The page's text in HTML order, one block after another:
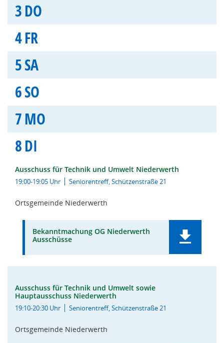
3DO
4FR
5SA
6SO
7MO
8DI
Ausschuss für Technik und Umwelt Niederwerth
19:00-19:05 Uhr Seniorentreff, Schützenstraße 21
Ortsgemeinde Niederwerth
Bekanntmachung OG Niederwerth
Ausschüsse
Ausschuss für Technik und Umwelt sowie
Hauptausschuss Niederwerth
19:10-20:30 Uhr Seniorentreff, Schützenstraße 21
Ortsgemeinde Niederwerth